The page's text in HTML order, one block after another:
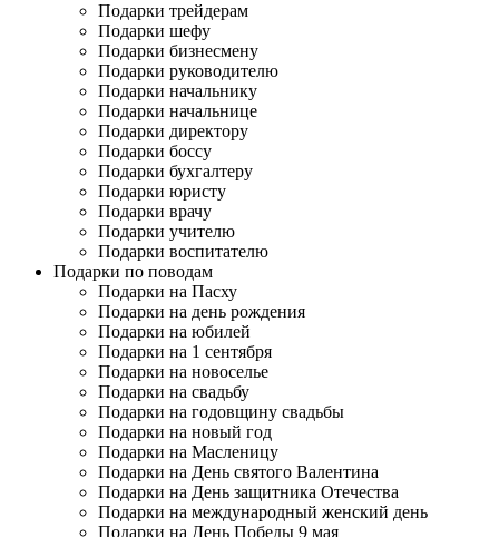
Подарки трейдерам
Подарки шефу
Подарки бизнесмену
Подарки руководителю
Подарки начальнику
Подарки начальнице
Подарки директору
Подарки боссу
Подарки бухгалтеру
Подарки юристу
Подарки врачу
Подарки учителю
Подарки воспитателю
Подарки по поводам
Подарки на Пасху
Подарки на день рождения
Подарки на юбилей
Подарки на 1 сентября
Подарки на новоселье
Подарки на свадьбу
Подарки на годовщину свадьбы
Подарки на новый год
Подарки на Масленицу
Подарки на День святого Валентина
Подарки на День защитника Отечества
Подарки на международный женский день
Подарки на День Победы 9 мая